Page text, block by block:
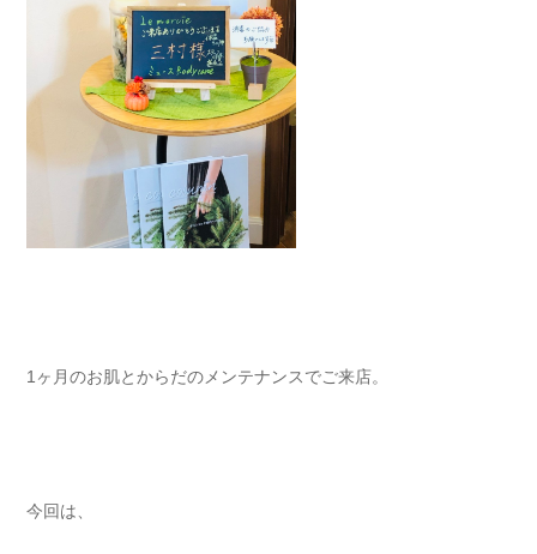
1ヶ月のお肌とからだのメンテナンスでご来店。
今回は、